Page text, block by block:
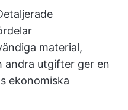
material,
andra utgifter ger en
ekonomiska